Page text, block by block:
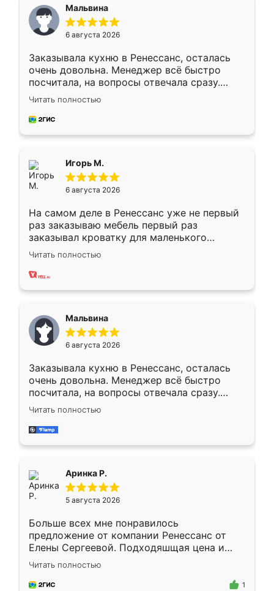
Мальвина
6 августа 2026
Заказывала кухню в Ренессанс, осталась
очень довольна. Менеджер всё быстро
посчитала, на вопросы отвечала сразу.
Замерщик приехал в субботу, подошёл к
делу со всей ответственностью. Собрали
за день, ребята работали аккуратно, даже
Читать полностью
Игорь М.
6 августа 2026
На самом деле в Ренессанс уже не первый
раз заказываю мебель первый раз
заказывал кроватку для маленького
ребёнка при его рождении ,во второй раз
заказал шкаф-купе. По качеству очень
хорошее сборка достаточно быстрая,
меньше, здесь же он более разнообразный.
Мне нравится ,если что-то потребуется из
мебели буду заказывать только здесь.
Читать полностью
Мальвина
6 августа 2026
Заказывала кухню в Ренессанс, осталась
очень довольна. Менеджер всё быстро
посчитала, на вопросы отвечала сразу.
Замерщик приехал в субботу, подошёл к
делу со всей ответственностью. Собрали
за день, ребята работали аккуратно, даже
Читать полностью
Аринка Р.
5 августа 2026
Больше всех мне понравилось
предложение от компании Ренессанс от
Елены Сергеевой. Подходяшщая цена и
короткие сроки изготовления. Приехавший
для замера сотрудник Владислав
предложил по моему эскизу самый
Читать полностью
1